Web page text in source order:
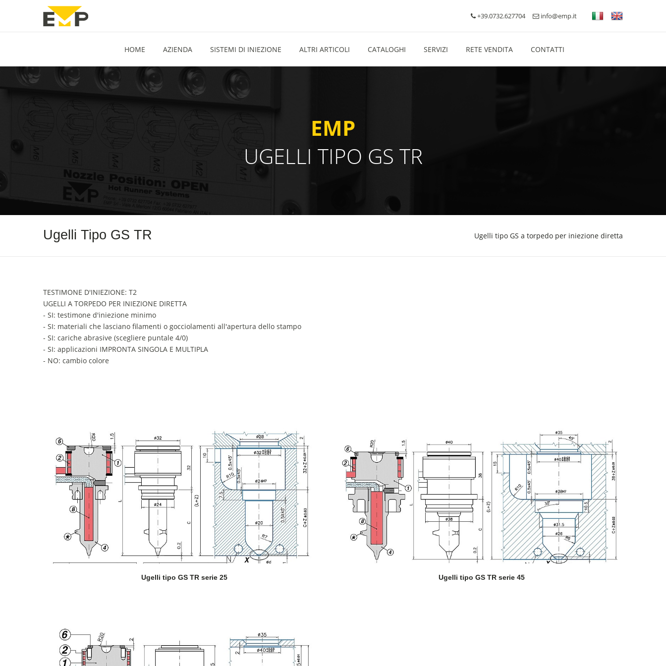
info@emp.it
+39.0732.627704
HOME AZIENDA SISTEMI DI INIEZIONE ALTRI ARTICOLI CATALOGHI SERVIZI RETE VENDITA CONTATTI
EMP
UGELLI TIPO GS TR
Ugelli Tipo GS TR Ugelli tipo GS a torpedo per iniezione diretta
TESTIMONE D'INIEZIONE: T2
UGELLI A TORPEDO PER INIEZIONE DIRETTA
- SI: testimone d'iniezione minimo
- SI: materiali che lasciano filamenti o gocciolamenti all'apertura dello stampo
- SI: cariche abrasive (scegliere puntale 4/0)
- SI: applicazioni IMPRONTA SINGOLA E MULTIPLA
- NO: cambio colore
SCHEDA PRODOTTO
Ugelli tipo GS TR serie 25
SCHEDA PRODOTTO
Ugelli tipo GS TR serie 45